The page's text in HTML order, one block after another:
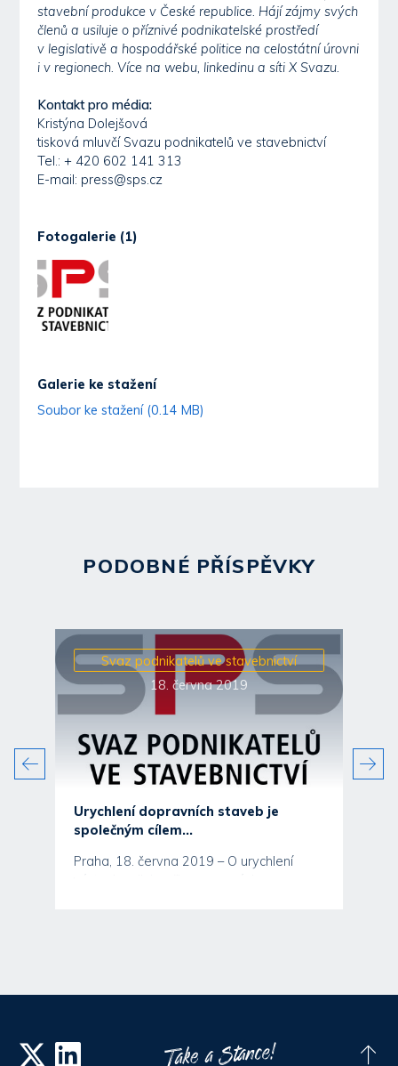
stavební produkce v České republice. Hájí zájmy svých
členů a usiluje o příznivé podnikatelské prostředí
v legislativě a hospodářské politice na celostátní úrovni
i v regionech. Více na webu, linkedinu a síti X Svazu.
Kontakt pro média:
Kristýna Dolejšová
tisková mluvčí Svazu podnikatelů ve stavebnictví
Tel.: + 420 602 141 313
E-mail: press@sps.cz
Fotogalerie (1)
Galerie ke stažení
Soubor ke stažení (0.14 MB)
PODOBNÉ PŘÍSPĚVKY
Svaz podnikatelů ve stavebnictví
18. června 2019
Urychlení dopravních staveb je
společným cílem...
Praha, 18. června 2019 – O urychlení